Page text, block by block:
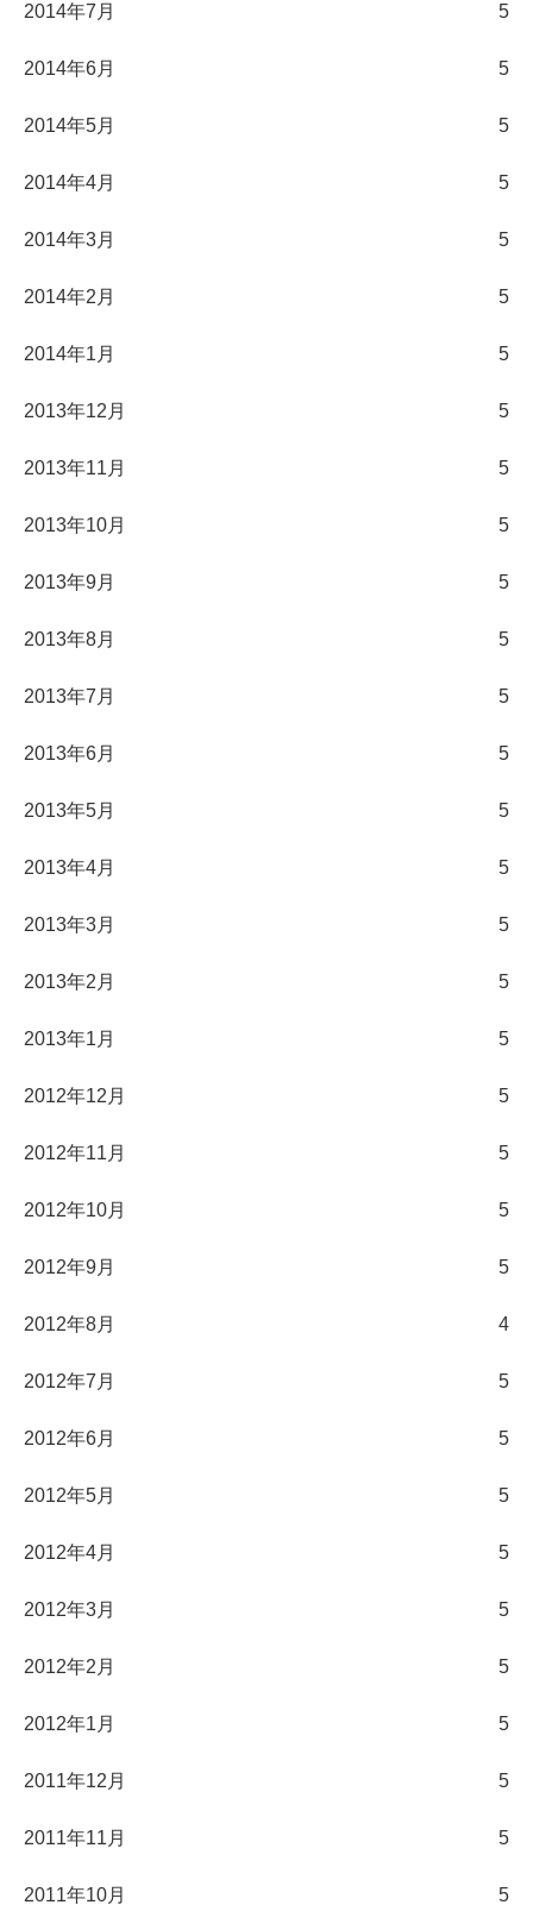
2014年7月 5
2014年6月 5
2014年5月 5
2014年4月 5
2014年3月 5
2014年2月 5
2014年1月 5
2013年12月 5
2013年11月 5
2013年10月 5
2013年9月 5
2013年8月 5
2013年7月 5
2013年6月 5
2013年5月 5
2013年4月 5
2013年3月 5
2013年2月 5
2013年1月 5
2012年12月 5
2012年11月 5
2012年10月 5
2012年9月 5
2012年8月 4
2012年7月 5
2012年6月 5
2012年5月 5
2012年4月 5
2012年3月 5
2012年2月 5
2012年1月 5
2011年12月 5
2011年11月 5
2011年10月 5